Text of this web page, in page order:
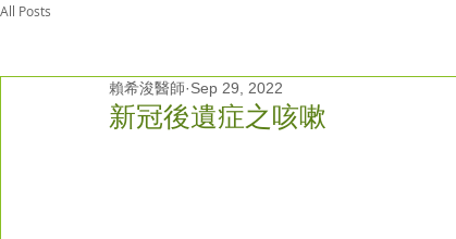
All Posts
新冠後遺症之咳嗽
賴希浚醫師 Sep 29, 2022